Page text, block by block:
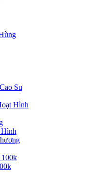
Su
Hình